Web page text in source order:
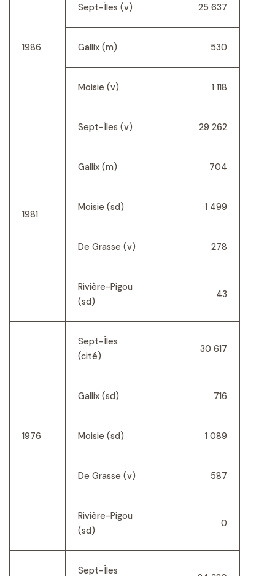
1986
Sept-Îles (v) 25 637
Gallix (m) 530
Moisie (v) 1 118
1981
Sept-Îles (v) 29 262
Gallix (m) 704
Moisie (sd) 1 499
De Grasse (v) 278
Rivière-Pigou
(sd)
43
1976
Sept-Îles
(cité)
30 617
Gallix (sd) 716
Moisie (sd) 1 089
De Grasse (v) 587
Rivière-Pigou
(sd)
0
Sept-Îles